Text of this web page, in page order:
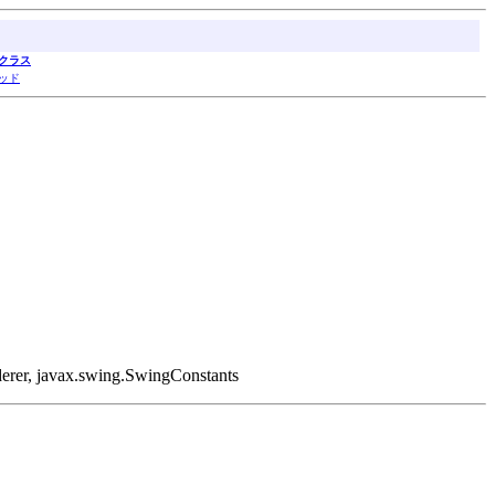
ラス
ド
javax.swing.SwingConstants